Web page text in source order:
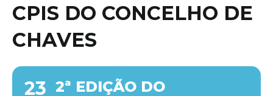
CPIS DO CONCELHO DE
CHAVES
23 2ª EDIÇÃO DO